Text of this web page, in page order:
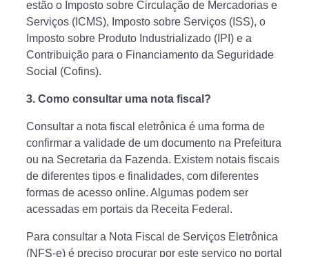
estão o Imposto sobre Circulação de Mercadorias e
Serviços (ICMS), Imposto sobre Serviços (ISS), o
Imposto sobre Produto Industrializado (IPI) e a
Contribuição para o Financiamento da Seguridade
Social (Cofins).
3. Como consultar uma nota fiscal?
Consultar a nota fiscal eletrônica é uma forma de
confirmar a validade de um documento na Prefeitura
ou na Secretaria da Fazenda. Existem notais fiscais
de diferentes tipos e finalidades, com diferentes
formas de acesso online. Algumas podem ser
acessadas em portais da Receita Federal.
Para consultar a Nota Fiscal de Serviços Eletrônica
(NFS-e) é preciso procurar por este serviço no portal